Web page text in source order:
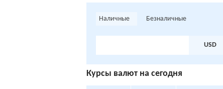
Наличные Безналичные
USD
Курсы валют на сегодня